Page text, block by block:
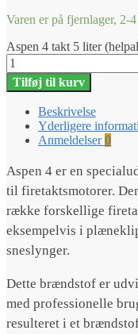
Varen er på fjernlager, 2-
Aspen 4 takt 5 liter
Tilføj til kurv
Beskrivelse
Yderligere
Anmeldelser0
Aspen 4 er en
til firetaktsmotorer.
række forskellige
eksempelvis i
sneslynger.
Dette brændstof er
med professionelle
resulteret i et